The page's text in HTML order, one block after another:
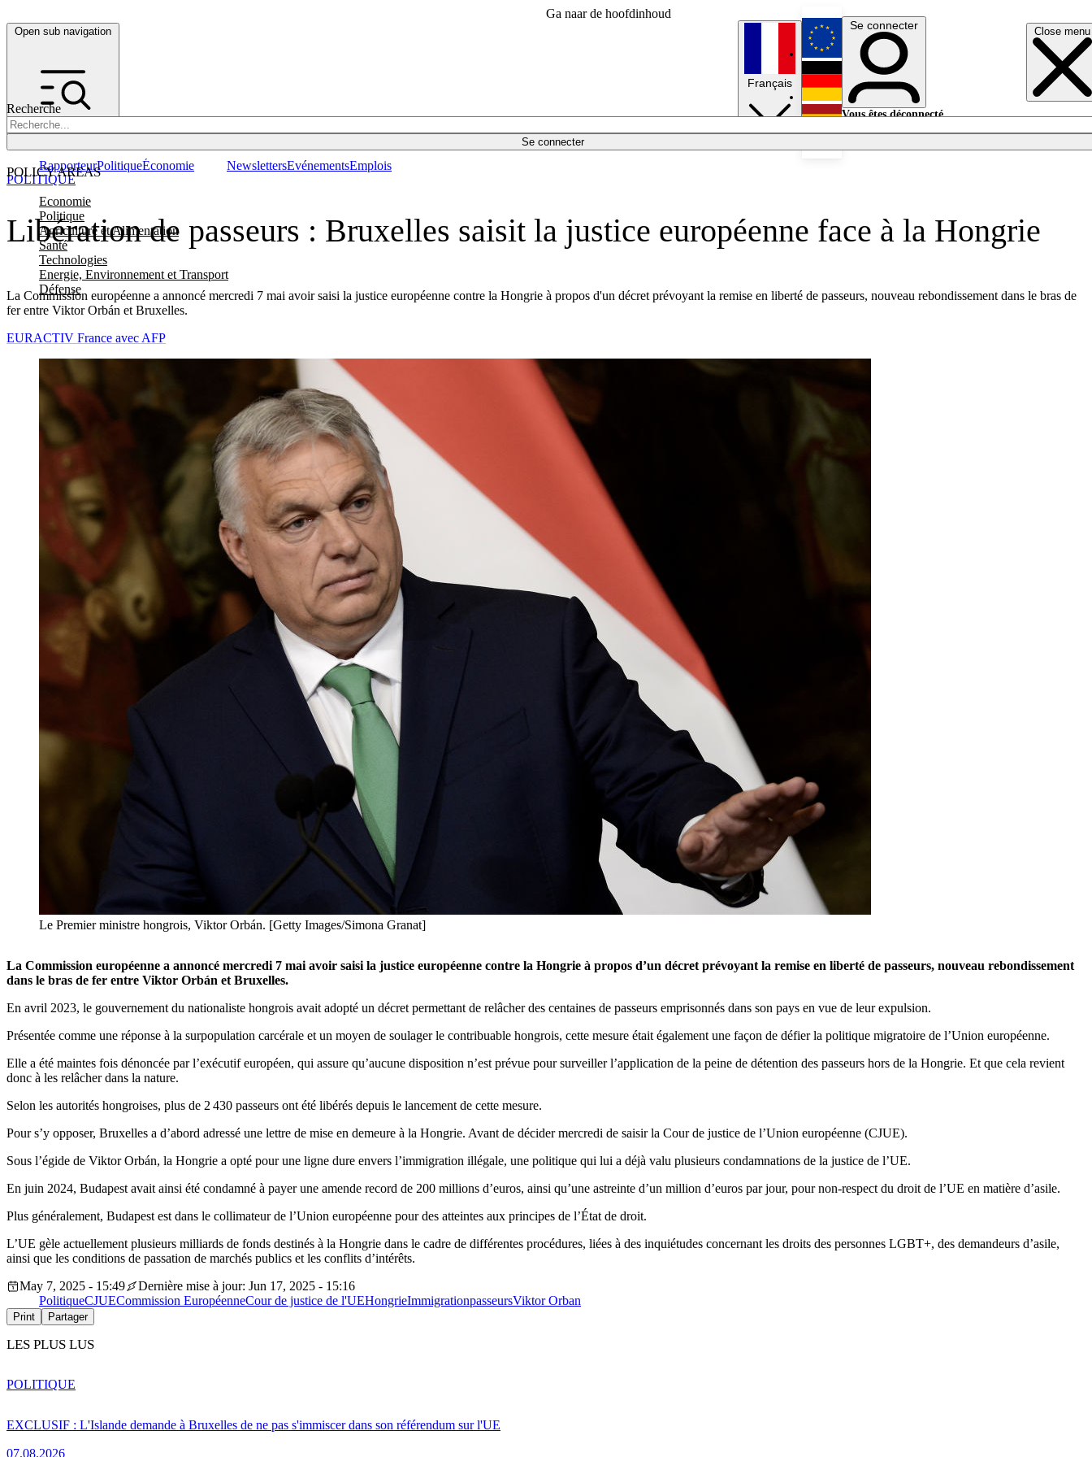
Ga naar de hoofdinhoud
Open sub navigation Close menu
Recherche
Se connecter
POLICY AREAS
Economie
Politique
Agriculture et Alimentation
Santé
Technologies
Energie, Environnement et Transport
Défense
RapporteurPolitiqueÉconomie NewslettersEvénementsEmplois
Français
English
Deutsch
Se connecter
Vous êtes déconnecté.
Libération de passeurs : Bruxelles saisit la justice européenne face à la Hongrie
La Commission européenne a annoncé mercredi 7 mai avoir saisi la justice européenne contre la Hongrie à propos d'un décret prévoyant la remise en liberté de passeurs, nouveau rebondissement dans le bras de
fer entre Viktor Orbán et Bruxelles.
POLITIQUE
EURACTIV France avec AFP
Le Premier ministre hongrois, Viktor Orbán. [Getty Images/Simona Granat]
La Commission européenne a annoncé mercredi 7 mai avoir saisi la justice européenne contre la Hongrie à propos d’un décret prévoyant la remise en liberté de passeurs, nouveau rebondissement
dans le bras de fer entre Viktor Orbán et Bruxelles.
En avril 2023, le gouvernement du nationaliste hongrois avait adopté un décret permettant de relâcher des centaines de passeurs emprisonnés dans son pays en vue de leur expulsion.
Présentée comme une réponse à la surpopulation carcérale et un moyen de soulager le contribuable hongrois, cette mesure était également une façon de défier la politique migratoire de l’Union européenne.
Elle a été maintes fois dénoncée par l’exécutif européen, qui assure qu’aucune disposition n’est prévue pour surveiller l’application de la peine de détention des passeurs hors de la Hongrie. Et que cela revient
donc à les relâcher dans la nature.
Selon les autorités hongroises, plus de 2 430 passeurs ont été libérés depuis le lancement de cette mesure.
Pour s’y opposer, Bruxelles a d’abord adressé une lettre de mise en demeure à la Hongrie. Avant de décider mercredi de saisir la Cour de justice de l’Union européenne (CJUE).
Sous l’égide de Viktor Orbán, la Hongrie a opté pour une ligne dure envers l’immigration illégale, une politique qui lui a déjà valu plusieurs condamnations de la justice de l’UE.
En juin 2024, Budapest avait ainsi été condamné à payer une amende record de 200 millions d’euros, ainsi qu’une astreinte d’un million d’euros par jour, pour non-respect du droit de l’UE en matière d’asile.
Plus généralement, Budapest est dans le collimateur de l’Union européenne pour des atteintes aux principes de l’État de droit.
L’UE gèle actuellement plusieurs milliards de fonds destinés à la Hongrie dans le cadre de différentes procédures, liées à des inquiétudes concernant les droits des personnes LGBT+, des demandeurs d’asile,
ainsi que les conditions de passation de marchés publics et les conflits d’intérêts.
May 7, 2025 - 15:49
Dernière mise à jour: Jun 17, 2025 - 15:16
PolitiqueCJUECommission EuropéenneCour de justice de l'UEHongrieImmigrationpasseursViktor Orban
Print Partager
LES PLUS LUS
EXCLUSIF : L'Islande demande à Bruxelles de ne pas s'immiscer dans son référendum sur l'UE
07.08.2026
POLITIQUE